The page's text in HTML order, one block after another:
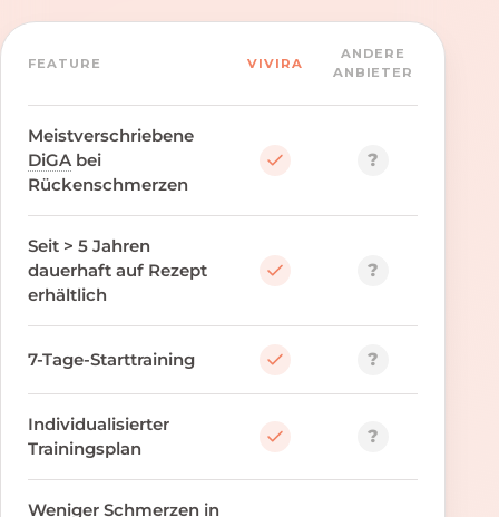
FEATURE VIVIRA
ANDERE
ANBIETER
Meistverschriebene
DiGA bei
Rückenschmerzen
?
Seit > 5 Jahren
dauerhaft auf Rezept
erhältlich
?
7-Tage-Starttraining ?
Individualisierter
Trainingsplan
?
Weniger Schmerzen in